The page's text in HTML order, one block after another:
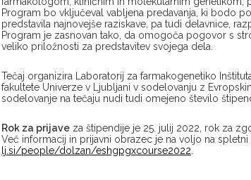
Program bo vključeval vabljena predavanja, ki bodo
predstavila najnovejše raziskave, pa tudi delavnice,
Program je zasnovan tako, da omogoča pogovor s
veliko priložnosti za predstavitev svojega dela.
Tečaj organizira Laboratorij za farmakogenetiko
fakultete Univerze v Ljubljani v sodelovanju z
sodelovanje na tečaju nudi tudi omejeno število
Rok za prijave za štipendije je 25. julij 2022, rok za
Več informacij in prijavni obrazec je na voljo na spletni
lj.si/people/dolzan/eshgpgxcourse2022